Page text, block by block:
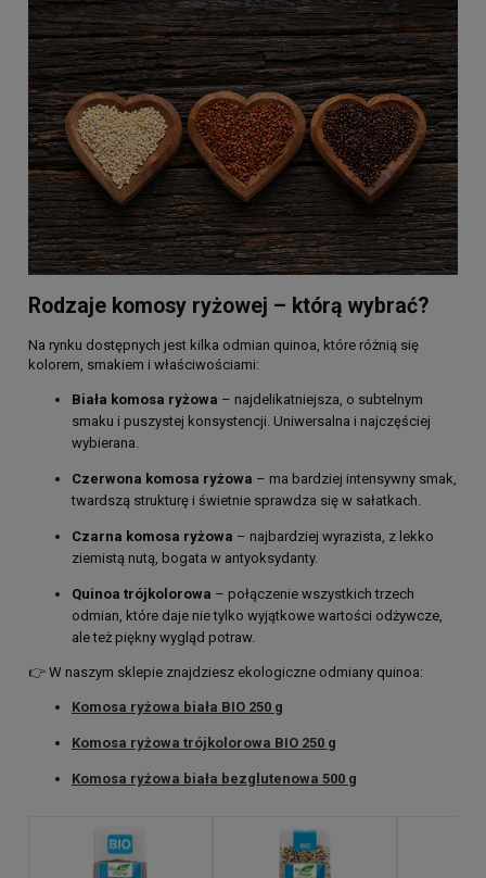
Rodzaje komosy ryżowej – którą wybrać?
Na rynku dostępnych jest kilka odmian quinoa, które różnią się
kolorem, smakiem i właściwościami:
Biała komosa ryżowa – najdelikatniejsza, o subtelnym
smaku i puszystej konsystencji. Uniwersalna i najczęściej
wybierana.
Czerwona komosa ryżowa – ma bardziej intensywny smak,
twardszą strukturę i świetnie sprawdza się w sałatkach.
Czarna komosa ryżowa – najbardziej wyrazista, z lekko
ziemistą nutą, bogata w antyoksydanty.
Quinoa trójkolorowa – połączenie wszystkich trzech
odmian, które daje nie tylko wyjątkowe wartości odżywcze,
ale też piękny wygląd potraw.
👉 W naszym sklepie znajdziesz ekologiczne odmiany quinoa:
Komosa ryżowa biała BIO 250 g
Komosa ryżowa trójkolorowa BIO 250 g
Komosa ryżowa biała bezglutenowa 500 g